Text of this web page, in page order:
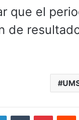
que el
de
LinkedInTumblr Pinterest